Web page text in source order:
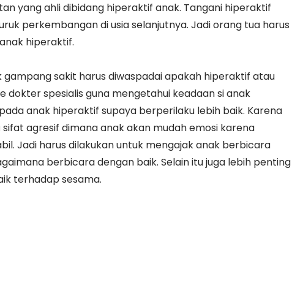
yang ahli dibidang hiperaktif anak. Tangani hiperaktif
perkembangan di usia selanjutnya. Jadi orang tua harus
hiperaktif.
gampang sakit harus diwaspadai apakah hiperaktif atau
dokter spesialis guna mengetahui keadaan si anak
anak hiperaktif supaya berperilaku lebih baik. Karena
agresif dimana anak akan mudah emosi karena
Jadi harus dilakukan untuk mengajak anak berbicara
berbicara dengan baik. Selain itu juga lebih penting
terhadap sesama.